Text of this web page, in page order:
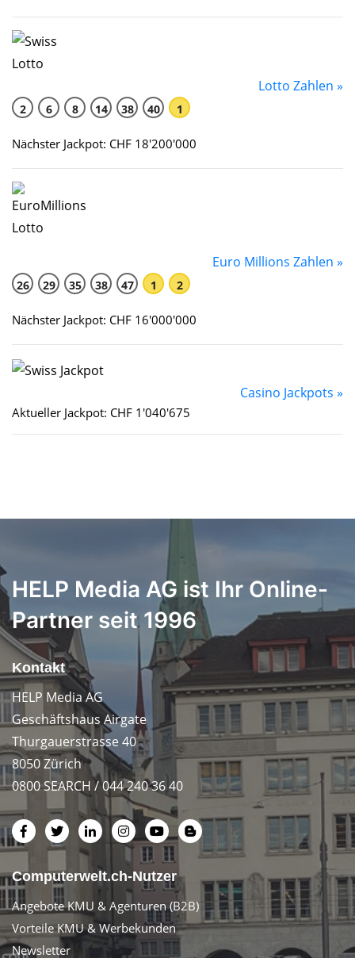
Lotto Zahlen »
2 6 8 14 38 40 1
Nächster Jackpot: CHF 18'200'000
Euro Millions Zahlen »
26 29 35 38 47 1 2
Nächster Jackpot: CHF 16'000'000
Casino Jackpots »
Aktueller Jackpot: CHF 1'040'675
HELP Media AG ist Ihr Online-
Partner seit 1996
Kontakt
HELP Media AG
Geschäftshaus Airgate
Thurgauerstrasse 40
8050 Zürich
0800 SEARCH / 044 240 36 40
Computerwelt.ch-Nutzer
Angebote KMU & Agenturen (B2B)
Vorteile KMU & Werbekunden
Newsletter